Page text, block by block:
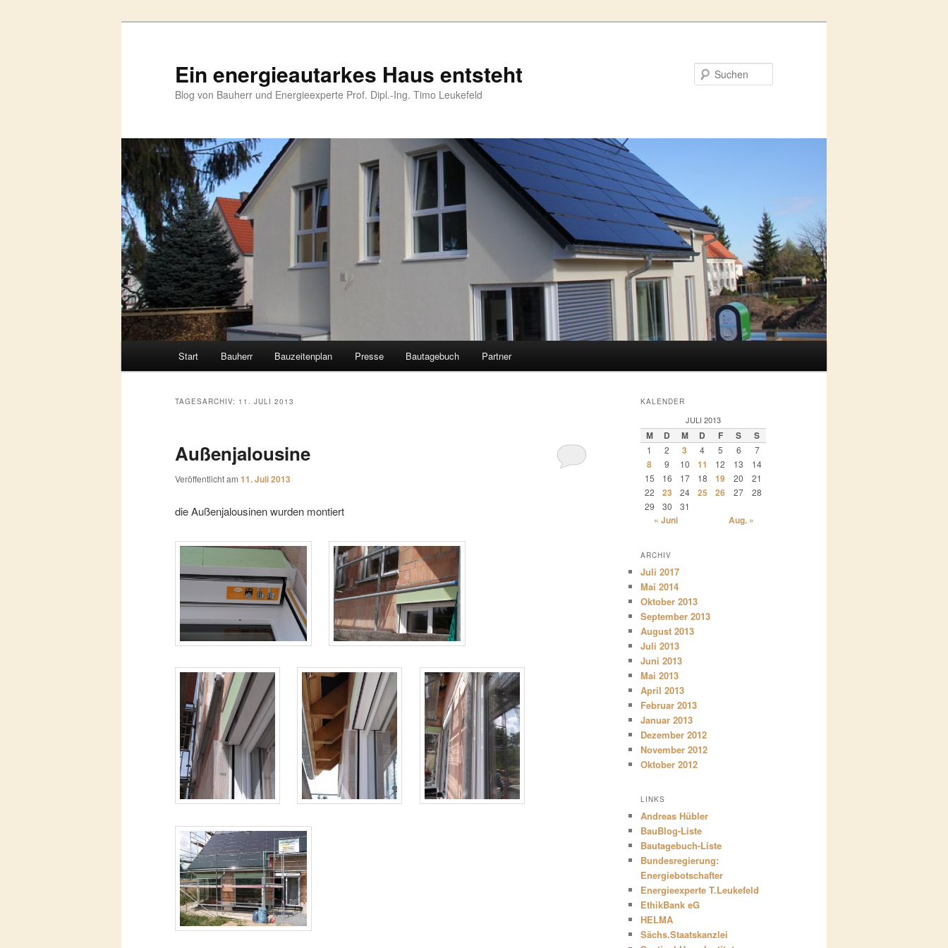
Ein energieautarkes Haus entsteht
Blog von Bauherr und Energieexperte Prof. Dipl.-Ing. Timo Leukefeld
Start Bauherr Bauzeitenplan Presse Bautagebuch Partner
TAGESARCHIV: 11. JULI 2013
Außenjalousine
Veröffentlicht am 11. Juli 2013
die Außenjalousinen wurden montiert
KALENDER
JULI 2013
M D M D F S S
1 2 3 4 5 6 7
8 9 10 11 12 13
14
15
16 17 18 19 20
21
22
23 24 25 26 27
28
29
30 31
« Juni Aug. »
ARCHIV
Juli 2017
Mai 2014
Oktober 2013
September 2013
August 2013
Juli 2013
Juni 2013
Mai 2013
April 2013
Februar 2013
Januar 2013
Dezember 2012
November 2012
Oktober 2012
LINKS
Andreas Hübler
BauBlog-Liste
Bautagebuch-Liste
Bundesregierung:
Energiebotschafter
Energieexperte T.Leukefeld
EthikBank eG
HELMA
Sächs.Staatskanzlei